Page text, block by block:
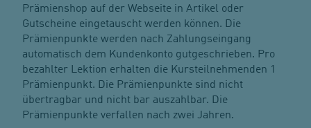
Prämienshop auf der Webseite in Artikel oder
Gutscheine eingetauscht werden können. Die
Prämienpunkte werden nach Zahlungseingang
automatisch dem Kundenkonto gutgeschrieben. Pro
bezahlter Lektion erhalten die Kursteilnehmenden 1
Prämienpunkt. Die Prämienpunkte sind nicht
übertragbar und nicht bar auszahlbar. Die
Prämienpunkte verfallen nach zwei Jahren.